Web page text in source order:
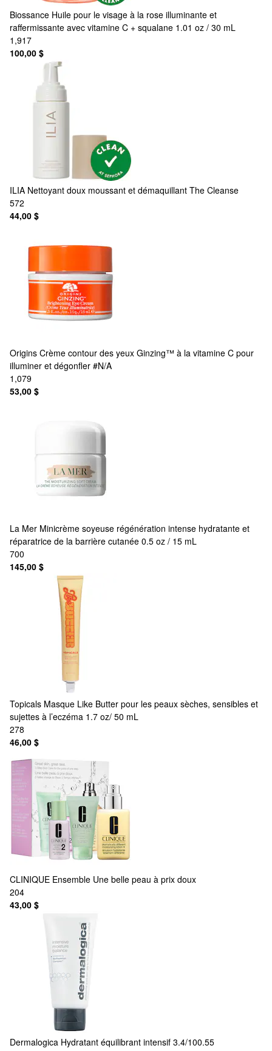
Biossance Huile pour le visage à la rose illuminante et
raffermissante avec vitamine C + squalane 1.01 oz / 30 mL
1,917
100,00 $
ILIA Nettoyant doux moussant et démaquillant The Cleanse
572
44,00 $
Origins Crème contour des yeux Ginzing™ à la vitamine C pour
illuminer et dégonfler #N/A
1,079
53,00 $
La Mer Minicrème soyeuse régénération intense hydratante et
réparatrice de la barrière cutanée 0.5 oz / 15 mL
700
145,00 $
Topicals Masque Like Butter pour les peaux sèches, sensibles et
sujettes à l’eczéma 1.7 oz/ 50 mL
278
46,00 $
CLINIQUE Ensemble Une belle peau à prix doux
204
43,00 $
Dermalogica Hydratant équilibrant intensif 3.4/100.55